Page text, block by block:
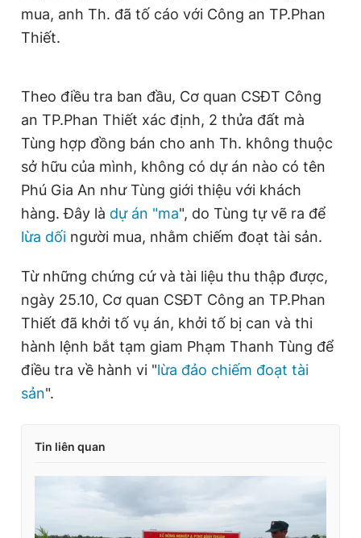
mua, anh Th. đã tố cáo với Công an TP.Phan
Thiết.
Theo điều tra ban đầu, Cơ quan CSĐT Công
an TP.Phan Thiết xác định, 2 thửa đất mà
Tùng hợp đồng bán cho anh Th. không thuộc
sở hữu của mình, không có dự án nào có tên
Phú Gia An như Tùng giới thiệu với khách
hàng. Đây là dự án "ma", do Tùng tự vẽ ra để
lừa dối người mua, nhằm chiếm đoạt tài sản.
Từ những chứng cứ và tài liệu thu thập được,
ngày 25.10, Cơ quan CSĐT Công an TP.Phan
Thiết đã khởi tố vụ án, khởi tố bị can và thi
hành lệnh bắt tạm giam Phạm Thanh Tùng để
điều tra về hành vi "lừa đảo chiếm đoạt tài
sản".
Tin liên quan